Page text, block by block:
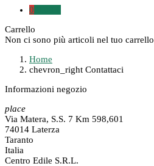
0
Carrello
Non ci sono più articoli nel tuo carrello
Home
chevron_right Contattaci
Informazioni negozio
place
Via Matera, S.S. 7 Km 598,601
74014 Laterza
Taranto
Italia
Centro Edile S.R.L.